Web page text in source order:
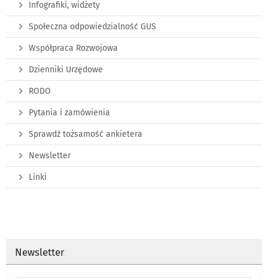
Infografiki, widżety
Społeczna odpowiedzialność GUS
Współpraca Rozwojowa
Dzienniki Urzędowe
RODO
Pytania i zamówienia
Sprawdź tożsamość ankietera
Newsletter
Linki
Newsletter